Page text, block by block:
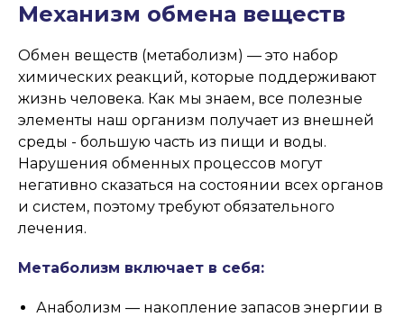
Механизм обмена веществ
Обмен веществ (метаболизм) — это набор
химических реакций, которые поддерживают
жизнь человека. Как мы знаем, все полезные
элементы наш организм получает из внешней
среды - большую часть из пищи и воды.
Нарушения обменных процессов могут
негативно сказаться на состоянии всех органов
и систем, поэтому требуют обязательного
лечения.
Метаболизм включает в себя:
Анаболизм — накопление запасов энергии в